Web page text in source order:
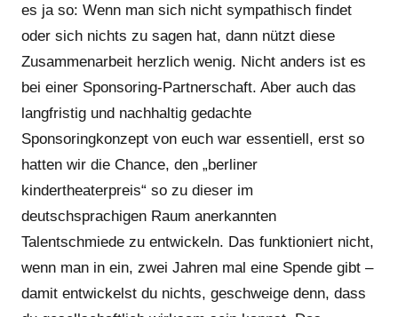
es ja so: Wenn man sich nicht sympathisch findet
oder sich nichts zu sagen hat, dann nützt diese
Zusammenarbeit herzlich wenig. Nicht anders ist es
bei einer Sponsoring-Partnerschaft. Aber auch das
langfristig und nachhaltig gedachte
Sponsoringkonzept von euch war essentiell, erst so
hatten wir die Chance, den „berliner
kindertheaterpreis“ so zu dieser im
deutschsprachigen Raum anerkannten
Talentschmiede zu entwickeln. Das funktioniert nicht,
wenn man in ein, zwei Jahren mal eine Spende gibt –
damit entwickelst du nichts, geschweige denn, dass